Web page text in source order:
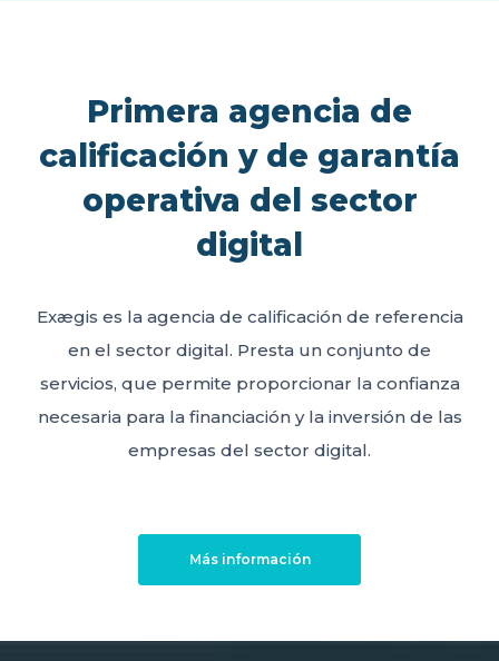
Primera agencia de
calificación y de garantía
operativa del sector
digital
Exægis es la agencia de calificación de referencia
en el sector digital. Presta un conjunto de
servicios, que permite proporcionar la confianza
necesaria para la financiación y la inversión de las
empresas del sector digital.
Más información